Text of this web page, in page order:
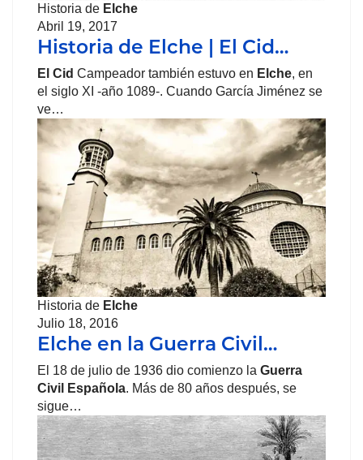
Historia de Elche
Abril 19, 2017
Historia de Elche | El Cid…
El Cid Campeador también estuvo en Elche, en
el siglo XI -año 1089-. Cuando García Jiménez se
ve…
Historia de Elche
Julio 18, 2016
Elche en la Guerra Civil…
El 18 de julio de 1936 dio comienzo la Guerra
Civil
Española. Más de 80 años después, se
sigue…